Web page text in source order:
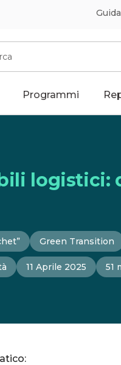
Programmi
logistici:
Green Transition
11 Aprile 2025 51